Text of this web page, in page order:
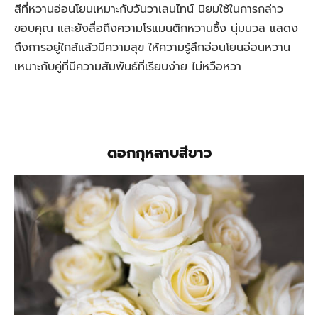
สีที่หวานอ่อนโยนเหมาะกับวันวาเลนไทน์ นิยมใช้ในการกล่าว
ขอบคุณ และยังสื่อถึงความโรแมนติกหวานซึ้ง นุ่มนวล แสดง
ถึงการอยู่ใกล้แล้วมีความสุข ให้ความรู้สึกอ่อนโยนอ่อนหวาน
เหมาะกับคู่ที่มีความสัมพันธ์ที่เรียบง่าย ไม่หวือหวา
ดอกกุหลาบสีขาว